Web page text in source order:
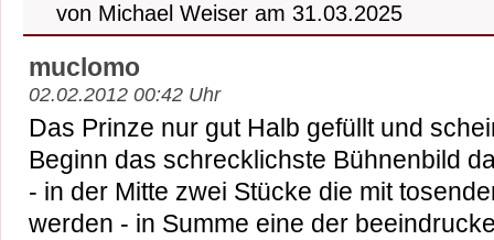
von Michael Weiser am 31.03.2025
muclomo
02.02.2012 00:42 Uhr
Das Prinze nur gut Halb gefüllt und
Beginn das schrecklichste Bühnenbild
- in der Mitte zwei Stücke die mit
werden - in Summe eine der